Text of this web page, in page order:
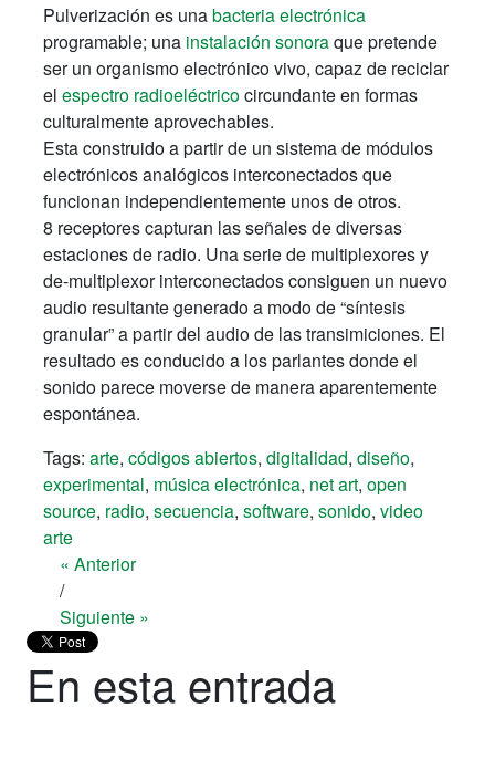
Pulverización es unabacteria electrónica
programable; una instalación sonoraque pretende
ser un organismo electrónico vivo, capaz de reciclar
el espectro radioeléctricocircundante en formas
culturalmente aprovechables.
Esta construido a partir de un sistema de módulos
electrónicos analógicos interconectados que
funcionan independientemente unos de otros.
8 receptores capturan las señales de diversas
estaciones de radio. Una serie de multiplexores y
de-multiplexor interconectados consiguen un nuevo
audio resultante generado a modo de “síntesis
granular” a partir del audio de las transimiciones. El
resultado es conducido a los parlantes donde el
sonido parece moverse de manera aparentemente
espontánea.
Tags: arte, códigos abiertos, digitalidad, diseño,
experimental, música electrónica, net art, open
source, radio, secuencia, software, sonido, video
arte
« Anterior
/
Siguiente »
En esta entrada